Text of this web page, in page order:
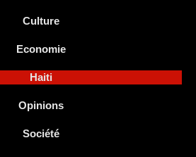
Culture
Economie
Haiti
Opinions
Société